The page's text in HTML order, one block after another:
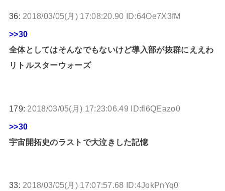
36: 2018/03/05(月) 17:08:20.90 ID:64Oe7X3fM
>>30
全体としてはそんなでもないけど導入部が抜群にええわ
リトルスターウォーズ
179: 2018/03/05(月) 17:23:06.49 ID:fl6QEazo0
>>30
宇宙開拓史のラストで大泣きした記憶
33: 2018/03/05(月) 17:07:57.68 ID:4JokPnYq0